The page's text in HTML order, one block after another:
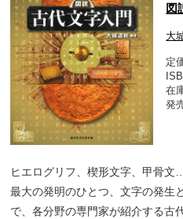
図
大
定
在
発
ヒエログリフ、楔形文字、甲骨
最大の発明のひとつ、文字の発生
で、各分野の専門家が紹介する古